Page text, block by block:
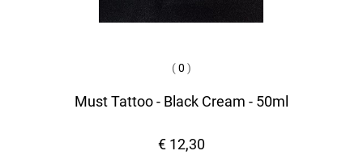
(0 )
Must Tattoo - Black Cream - 50ml
€ 12,30